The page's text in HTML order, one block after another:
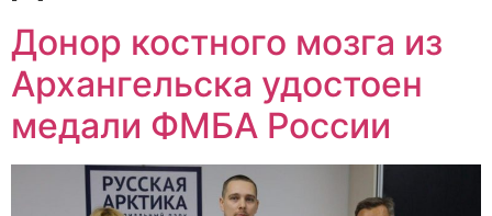
Донор костного мозга из
Архангельска удостоен
медали ФМБА России